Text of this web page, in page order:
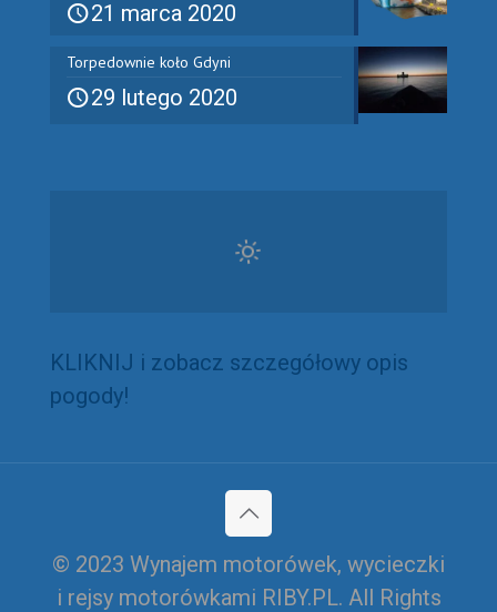
21 marca 2020
Torpedownie koło Gdyni
29 lutego 2020
KLIKNIJ i zobacz szczegółowy opis
pogody!
© 2023 Wynajem motorówek, wycieczki
i rejsy motorówkami RIBY.PL. All Rights